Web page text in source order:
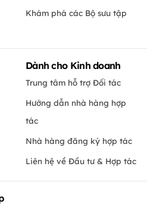
Khám phá các Bộ sưu tập
Dành cho Kinh doanh
Trung tâm hỗ trợ Đối tác
Hướng dẫn nhà hàng hợp
tác
Nhà hàng đăng ký hợp tác
Liên hệ về Đầu tư & Hợp tác